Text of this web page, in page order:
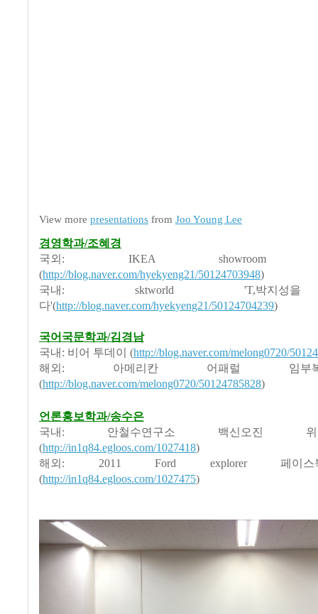
View more presentations from Joo Young Lee
경영학과/조혜경
국외: IKEA showroom
(http://blog.naver.com/hyekyeng21/50124703948)
국내: sktworld 'T,박지성
다'(http://blog.naver.com/hyekyeng21/50124704239)
국어국문학과/김경남
국내: 비어 투데이 (http://blog.naver.com/melong0720/
해외: 아메리칸 어패럴 임
(http://blog.naver.com/melong0720/50124785828)
언론홍보학과/송수은
국내: 안철수연구소 백신오진
(http://in1q84.egloos.com/1027418)
해외: 2011 Ford explorer 페이스
(http://in1q84.egloos.com/1027475)